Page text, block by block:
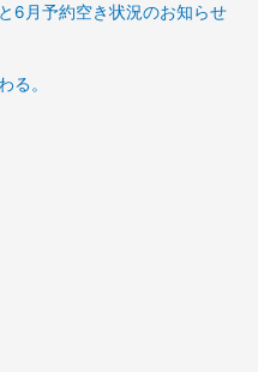
6月予約空き状況のお知らせ
る。